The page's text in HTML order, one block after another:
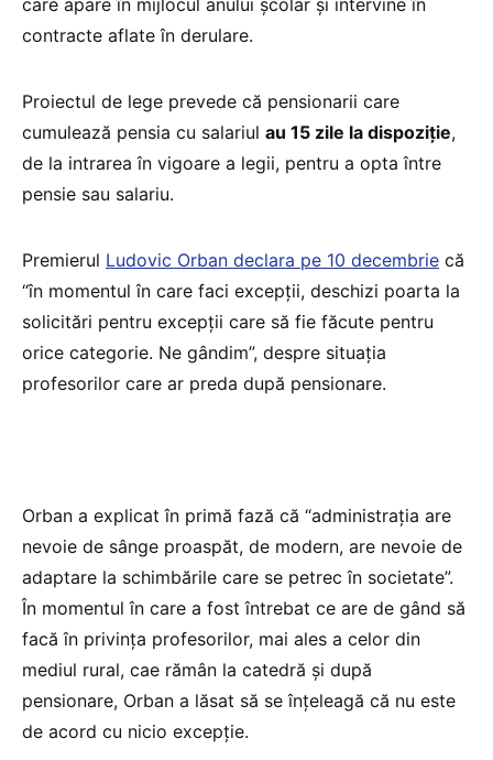
care apare în mijlocul anului şcolar şi intervine în
contracte aflate în derulare.
Proiectul de lege prevede că pensionarii care
cumulează pensia cu salariul au 15 zile la dispoziţie,
de la intrarea în vigoare a legii, pentru a opta între
pensie sau salariu.
Premierul Ludovic Orban declara pe 10 decembrie că
“în momentul în care faci excepţii, deschizi poarta la
solicitări pentru excepţii care să fie făcute pentru
orice categorie. Ne gândim”, despre situaţia
profesorilor care ar preda după pensionare.
Orban a explicat în primă fază că “administraţia are
nevoie de sânge proaspăt, de modern, are nevoie de
adaptare la schimbările care se petrec în societate”.
În momentul în care a fost întrebat ce are de gând să
facă în privinţa profesorilor, mai ales a celor din
mediul rural, cae rămân la catedră şi după
pensionare, Orban a lăsat să se înţeleagă că nu este
de acord cu nicio excepţie.